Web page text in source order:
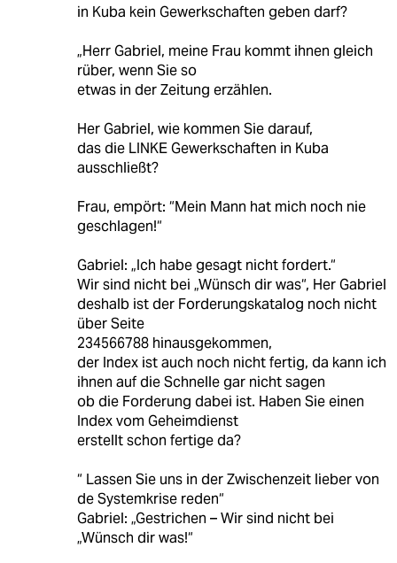
in Kuba kein Gewerkschaften geben darf?
„Herr Gabriel, meine Frau kommt ihnen gleich
rüber, wenn Sie so
etwas in der Zeitung erzählen.
Her Gabriel, wie kommen Sie darauf,
das die LINKE Gewerkschaften in Kuba
ausschließt?
Frau, empört: “Mein Mann hat mich noch nie
geschlagen!“
Gabriel: „Ich habe gesagt nicht fordert.“
Wir sind nicht bei „Wünsch dir was“, Her Gabriel
deshalb ist der Forderungskatalog noch nicht
über Seite
234566788 hinausgekommen,
der Index ist auch noch nicht fertig, da kann ich
ihnen auf die Schnelle gar nicht sagen
ob die Forderung dabei ist. Haben Sie einen
Index vom Geheimdienst
erstellt schon fertige da?
“ Lassen Sie uns in der Zwischenzeit lieber von
de Systemkrise reden“
Gabriel: „Gestrichen – Wir sind nicht bei
„Wünsch dir was!“